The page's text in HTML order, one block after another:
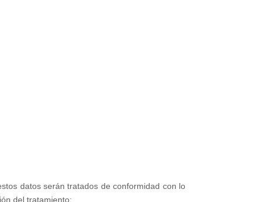
datos serán tratados de conformidad con lo
del tratamiento: